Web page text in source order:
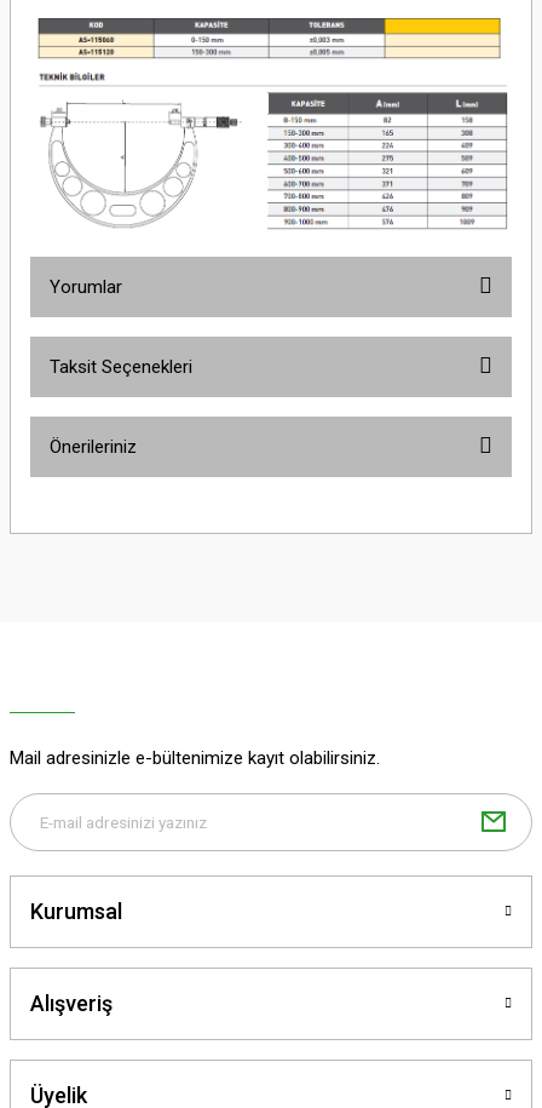
Yorumlar
Taksit Seçenekleri
Önerileriniz
Bu ürüne benzer farklı alternatifler olmalı.
Mail adresinizle e-bültenimize kayıt olabilirsiniz.
Kurumsal
Alışveriş
Üyelik